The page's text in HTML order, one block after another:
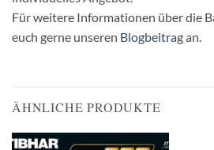
Für weitere Informationen über die
euch gerne unseren Blogbeitragan.
ÄHNLICHE PRODUKTE